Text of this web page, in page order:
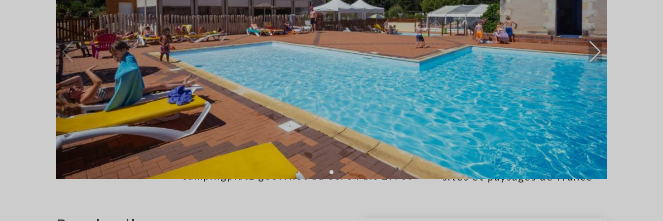
164 stellplätze
campingplatz geöffnet du 03/04 bis 27/09 sites et paysages de france